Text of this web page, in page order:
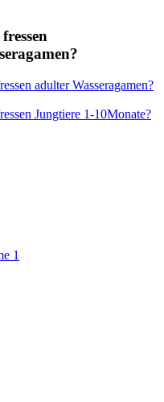
adulter Wasseragamen?
Jungtiere 1-10Monate?
1